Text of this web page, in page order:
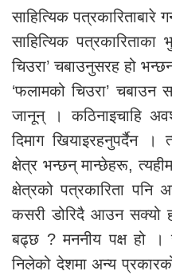
साहित्यिक पत्रकारिताबारे
साहित्यिक
चिउरा’ चबाउनुसरह हो
‘फलामको चिउरा’
जानून् । कठिनाइचाहि
दिमाग खियाइरहनुपर्दैन
क्षेत्र भन्छन् मान्छेहरू,
क्षेत्रको पत्रकारिता पनि
कसरी डोरिदै आउन सक्यो
बढ्छ ? मननीय पक्ष हो ।
निलेको देशमा अन्य